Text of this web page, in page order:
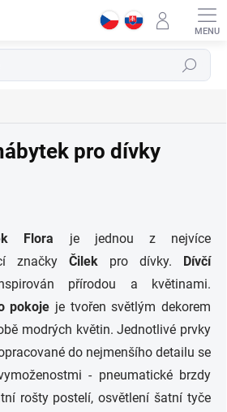
Hledat
pro dívky
Flora je jednou z nejvíce
značky Čilek pro dívky. Dívčí
přírodou a květinami.
pokoje je tvořen světlým dekorem
modrých květin. Jednotlivé prvky
do nejmenšího detailu se
- pneumatické brzdy
rošty postelí, osvětlení šatní tyče